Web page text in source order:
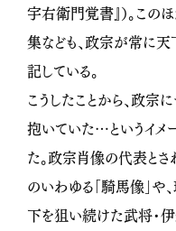
宇右衛門覚書』）。こ
集なども、政宗が常に天
記している。
こうしたことから、政宗
抱いていた…というイメ
た。政宗肖像の代表と
のいわゆる「騎馬像」
下を狙い続けた武将・